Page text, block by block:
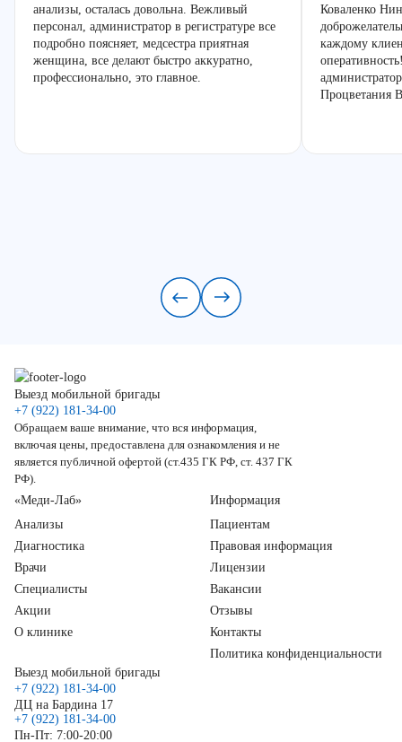
анализы, осталась довольна. Вежливый
персонал, администратор в регистратуре все
подробно поясняет, медсестра приятная
женщина, все делают быстро аккуратно,
профессионально, это главное.
Коваленко
каждому
Выезд мобильной бригады
+7 (922) 181-34-00
Обращаем ваше внимание, что вся информация,
включая цены, предоставлена для ознакомления и не
является публичной офертой (ст.435 ГК РФ, ст. 437 ГК
РФ).
«Меди-Лаб»
Анализы
Диагностика
Врачи
Специалисты
Акции
О клинике
Информация
Пациентам
Правовая информация
Лицензии
Вакансии
Отзывы
Контакты
Политика конфиденциальности
Выезд мобильной бригады
+7 (922) 181-34-00
ДЦ на Бардина 17
+7 (922) 181-34-00
Пн-Пт: 7:00-20:00